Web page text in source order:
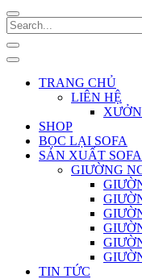
TRANG CHỦ
LIÊN HỆ
SHOP
BỌC LẠI SOFA
SẢN XUẤT SOFA
GIƯỜNG
TIN TỨC